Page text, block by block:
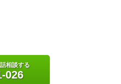
相談する
026